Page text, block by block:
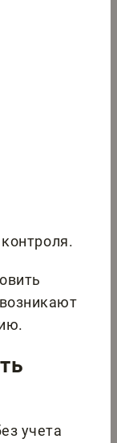
учета